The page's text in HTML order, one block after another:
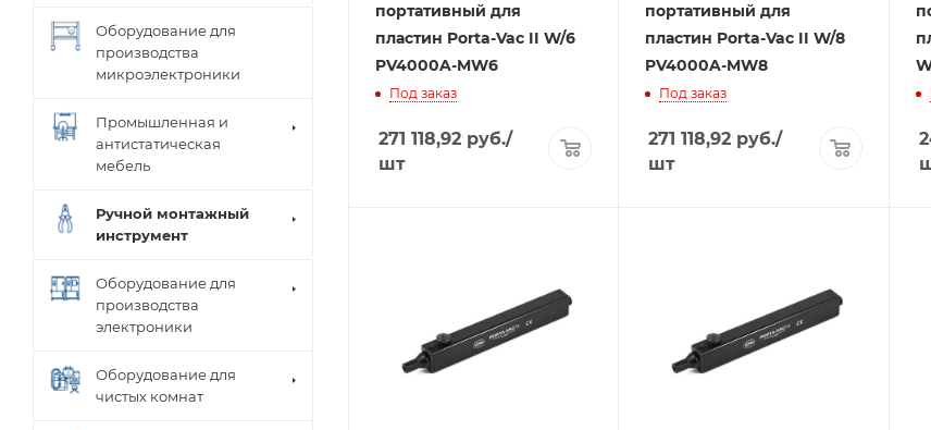
портативный для
пластин Porta-Vac II W/6
PV4000A-MW6
Под заказ
271 118,92 руб./
шт
портативный для
пластин Porta-Vac II W/8
PV4000A-MW8
Под заказ
271 118,92 руб./
шт
Оборудование для
производства
микроэлектроники
Промышленная и
антистатическая
мебель
Ручной монтажный
инструмент
Оборудование для
производства
электроники
Оборудование для
чистых комнат